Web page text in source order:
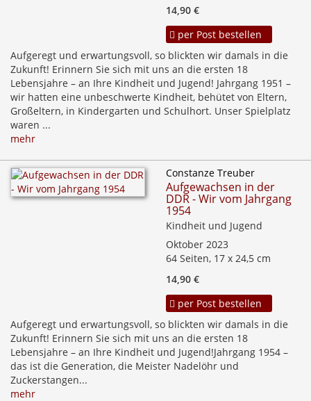
14,90 €
per Post bestellen
Aufgeregt und erwartungsvoll, so blickten wir damals in die
Zukunft! Erinnern Sie sich mit uns an die ersten 18
Lebensjahre – an Ihre Kindheit und Jugend! Jahrgang 1951 –
wir hatten eine unbeschwerte Kindheit, behütet von Eltern,
Großeltern, in Kindergarten und Schulhort. Unser Spielplatz
waren ...
mehr
Constanze Treuber
Aufgewachsen in der
DDR - Wir vom Jahrgang
1954
Kindheit und Jugend
Oktober 2023
64 Seiten, 17 x 24,5 cm
14,90 €
per Post bestellen
Aufgeregt und erwartungsvoll, so blickten wir damals in die
Zukunft! Erinnern Sie sich mit uns an die ersten 18
Lebensjahre – an Ihre Kindheit und Jugend!Jahrgang 1954 –
das ist die Generation, die Meister Nadelöhr und
Zuckerstangen...
mehr